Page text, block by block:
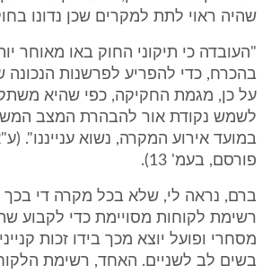
שהיה ראוי לתת למקרים שכן נדונו
"העובדה כי תיקוני החוק באו מאוחר
בהכרח, כדי להפריע לפרשנות הנכונה
על כן, מגמת החקיקה, כפי שהיא
לשמש נקודת אור להבהרת המצב
פורסם, בעמ' 13).
ברם, נראה לי, שלא בכל מקרה די בכך
רשימת לקוחות מסויימת כדי לקבוע
מסחרי ופועל יוצא מכך בידו זכות
בשים לב לשניים. האחד, רשימת